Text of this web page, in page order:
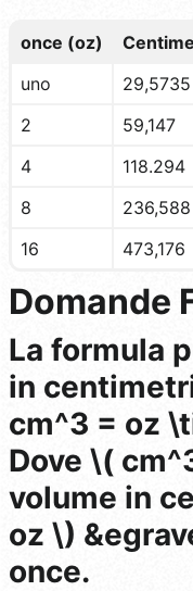
once (oz)
uno
29,5735
2
59,147
4
118.294
8
236,588
16
473,176
Domande
La formula
in
cm^3 = oz
Dove \(
volume in
oz \)
once.